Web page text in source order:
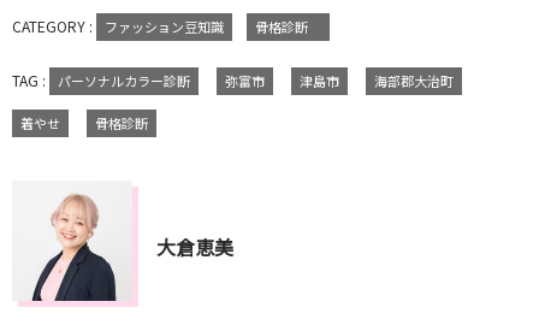
CATEGORY : ファッション豆知識 骨格診断
TAG : パーソナルカラー診断 弥富市 津島市 海部郡大治町
着やせ 骨格診断
大倉恵美